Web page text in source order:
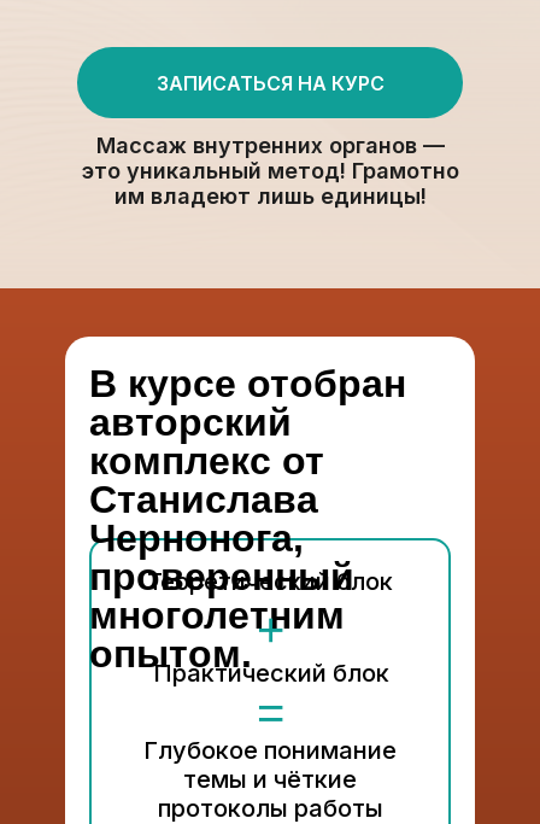
Массаж внутренних органов —
это уникальный метод! Грамотно
им владеют лишь единицы!
ЗАПИСАТЬСЯ НА КУРС
В курсе отобран
авторский
комплекс от
Станислава
Чернонога,
проверенный
многолетним
опытом.
Теоретический блок
Практический блок
Глубокое понимание
темы и чёткие
протоколы работы
+
=